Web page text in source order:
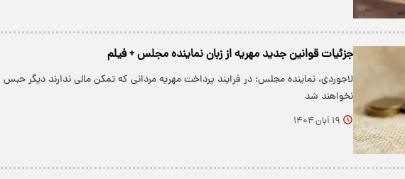
جزئیات قوانین جدید مهریه از زبان نماینده مجلس + فیلم
لاجوردی، نماینده مجلس: در فرایند پرداخت مهریه مردانی که تمکن مالی ندارند دیگر حبس
نخواهند شد
۱۹ آبان ۱۴۰۴